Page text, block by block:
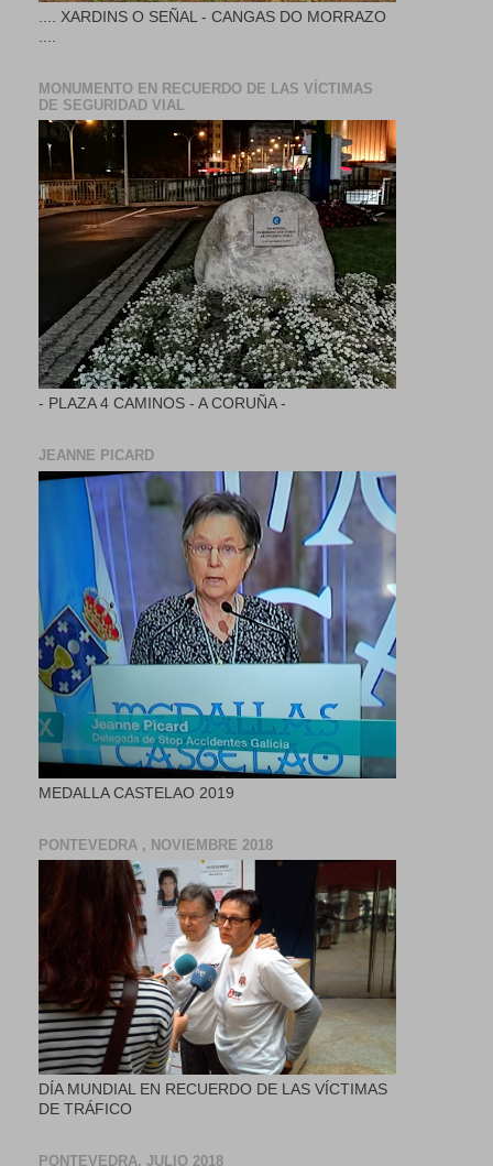
.... XARDINS O SEÑAL - CANGAS DO MORRAZO
MONUMENTO EN RECUERDO DE LAS VÍCTIMAS
DE SEGURIDAD VIAL
- PLAZA 4 CAMINOS - A CORUÑA -
JEANNE PICARD
MEDALLA CASTELAO 2019
PONTEVEDRA , NOVIEMBRE 2018
DÍA MUNDIAL EN RECUERDO DE LAS VÍCTIMAS
DE TRÁFICO
PONTEVEDRA, JULIO 2018